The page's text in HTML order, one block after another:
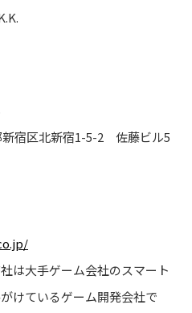
宿区北新宿1-5-2 佐藤ビル5
は大手ゲーム会社のスマート
けているゲーム開発会社で